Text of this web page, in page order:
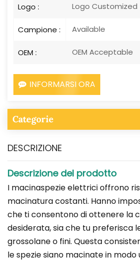
Logo : Logo Customized
Campione : Available
OEM : OEM Acceptable
INFORMARSI ORA
Categorie
DESCRIZIONE
Descrizione del prodotto
I macinaspezie elettrici offrono
macinatura costanti. Hanno
che ti consentono di ottenere la
desiderata, sia che tu preferisca
grossolane o fini. Questa
le spezie siano macinate in modo